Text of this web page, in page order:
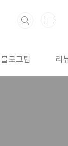
블로그팁 리